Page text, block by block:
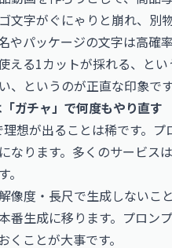
文字がぐにゃりと崩れ、別
やパッケージの文字は高確
える1カットが採れる、と
、というのが正直な印象です
ガチャ」で何度もやり直す
想が出ることは稀です。
なります。多くのサービス
像度・長尺で生成しないこ
番生成に移ります。プロン
ことが大事です。